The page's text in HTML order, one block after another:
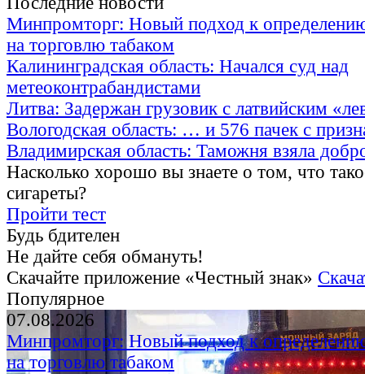
Минпромторг: Новый подход к
на торговлю табаком
Калининградская область: Начался суд над
метеоконтрабандистами
Литва: Задержан грузовик с латвийским
Вологодская область: … и 576 пачек с
Владимирская область: Таможня взяла
Насколько хорошо вы знаете о том, что
сигареты?
Пройти тест
Будь бдителен
Не дайте себя обмануть!
Скачайте приложение «Честный знак»
Популярное
07.08.2026
Минпромторг: Новый подход к
на торговлю табаком